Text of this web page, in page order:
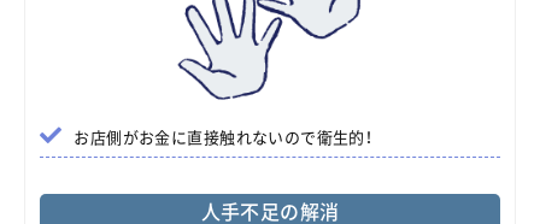
お店側がお金に直接触れないので衛生的！
人手不足の解消